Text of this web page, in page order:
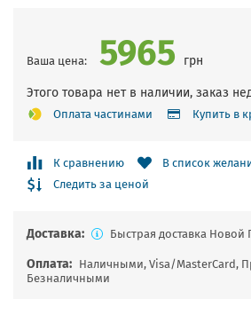
Ваша цена: 5965 грн
Этого товара нет в наличии, заказ
Оплата частинами Купить в
К сравнению
В список
Следить за ценой
Доставка: Быстрая доставка Новой
Оплата: Наличными, Visa/MasterCard,
Безналичными